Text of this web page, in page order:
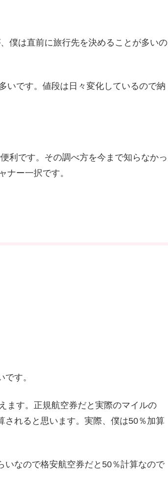
僕は直前に旅行先を決めることが多いの
いです。値段は日々変化しているので納
利です。その調べ方を今まで知らなかっ
ナー一択です。
す。
ます。正規航空券だと実際のマイルの
されると思います。実際、僕は50％加算
なので格安航空券だと50％計算なので